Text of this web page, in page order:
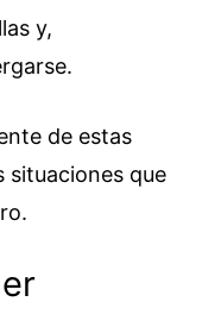
y,
de estas
situaciones que